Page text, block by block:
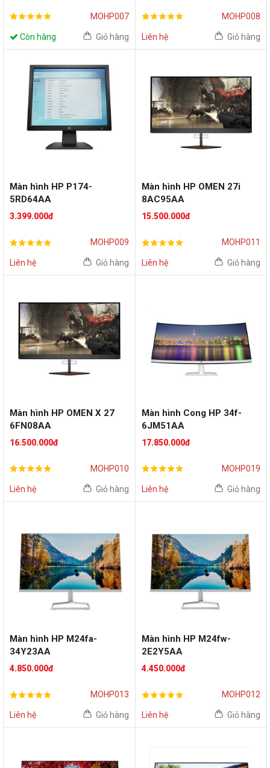
MOHP007
Còn hàng Giỏ hàng
MOHP008
Liên hệ Giỏ hàng
Màn hình HP P174-
5RD64AA
(17inch/SXGA/TN/60Hz)
3.399.000đ
MOHP009
Liên hệ Giỏ hàng
Màn hình HP OMEN 27i
8AC95AA
(27inch/QHD/IPS/165Hz)
15.500.000đ
MOHP011
Liên hệ Giỏ hàng
Màn hình HP OMEN X 27
6FN08AA
(27inch/QHD/TN/240Hz)
16.500.000đ
MOHP010
Liên hệ Giỏ hàng
Màn hình Cong HP 34f-
6JM51AA
(34inch/WQHD/60Hz/IPS)
17.850.000đ
MOHP019
Liên hệ Giỏ hàng
Màn hình HP M24fa-
34Y23AA
(24inch/FHD/IPS/75Hz/Flat
4.850.000đ
MOHP013
Liên hệ Giỏ hàng
Màn hình HP M24fw-
2E2Y5AA
(24inch/FHD/IPS/75Hz/Fre
4.450.000đ
MOHP012
Liên hệ Giỏ hàng